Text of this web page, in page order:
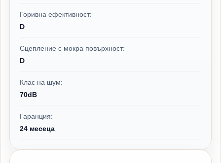
Горивна ефективност:
D
Сцепление с мокра повърхност:
D
Клас на шум:
70dB
Гаранция:
24 месеца